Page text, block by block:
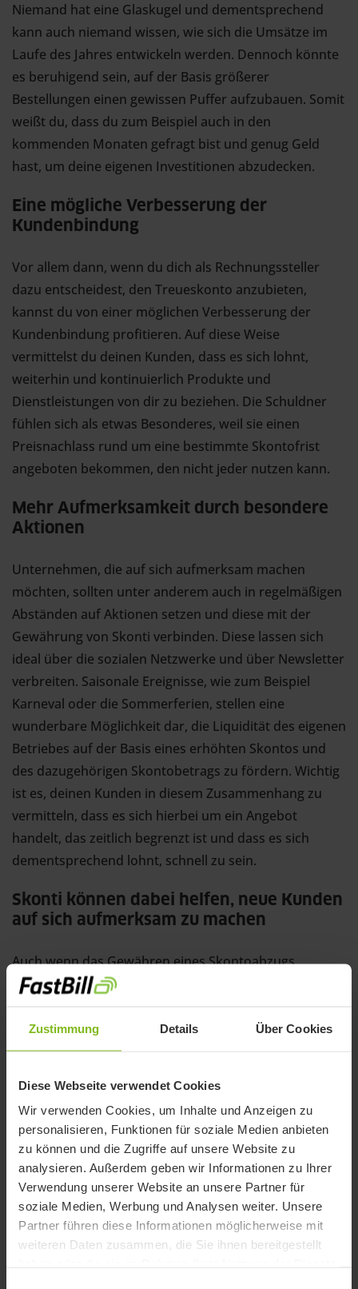
Zustimmung Details Über Cookies
Diese Webseite verwendet Cookies
Wir verwenden Cookies, um Inhalte und Anzeigen zu
personalisieren, Funktionen für soziale Medien anbieten
zu können und die Zugriffe auf unsere Website zu
analysieren. Außerdem geben wir Informationen zu Ihrer
Verwendung unserer Website an unsere Partner für
soziale Medien, Werbung und Analysen weiter. Unsere
Partner führen diese Informationen möglicherweise mit
weiteren Daten zusammen, die Sie ihnen bereitgestellt
Niemand hat eine Glaskugel und dementsprechend
kann auch niemand wissen, wie sich die Umsätze im
Laufe des Jahres entwickeln werden. Dennoch könnte
es beruhigend sein, auf der Basis größerer
Bestellungen einen gewissen Puffer aufzubauen. Somit
weißt du, dass du zum Beispiel auch in den
kommenden Monaten gefragt bist und genug Geld
hast, um deine eigenen Investitionen abzudecken.
Eine mögliche Verbesserung der
Kundenbindung
Vor allem dann, wenn du dich als Rechnungssteller
dazu entscheidest, den Treueskonto anzubieten,
kannst du von einer möglichen Verbesserung der
Kundenbindung profitieren. Auf diese Weise
vermittelst du deinen Kunden, dass es sich lohnt,
weiterhin und kontinuierlich Produkte und
Dienstleistungen von dir zu beziehen. Die Schuldner
fühlen sich als etwas Besonderes, weil sie einen
Preisnachlass rund um eine bestimmte Skontofrist
angeboten bekommen, den nicht jeder nutzen kann.
Mehr Aufmerksamkeit durch besondere
Aktionen
Unternehmen, die auf sich aufmerksam machen
möchten, sollten unter anderem auch in regelmäßigen
Abständen auf Aktionen setzen und diese mit der
Gewährung von Skonti verbinden. Diese lassen sich
ideal über die sozialen Netzwerke und über Newsletter
verbreiten. Saisonale Ereignisse, wie zum Beispiel
Karneval oder die Sommerferien, stellen eine
wunderbare Möglichkeit dar, die Liquidität des eigenen
Betriebes auf der Basis eines erhöhten Skontos und
des dazugehörigen Skontobetrags zu fördern. Wichtig
ist es, deinen Kunden in diesem Zusammenhang zu
vermitteln, dass es sich hierbei um ein Angebot
handelt, das zeitlich begrenzt ist und dass es sich
dementsprechend lohnt, schnell zu sein.
Skonti können dabei helfen, neue Kunden
auf sich aufmerksam zu machen
Auch wenn das Gewähren eines Skontoabzugs
weitverbreitet ist: Noch lange nicht jedes
profitierst du hier von einer Chance, die es dir erlaubt,
dich vom Rest der Mitbewerber abzuheben und neue
Verbraucher, die bei dir Sparpotential entdecken, das
ihnen die Konkurrenz nicht bietet, könnten
dementsprechend eher geneigt sein, zu dir zu
wechseln und deine Dienstleistungen in Anspruch zu
nehmen.
Eine bessere Steuerung von
Lagerbeständen